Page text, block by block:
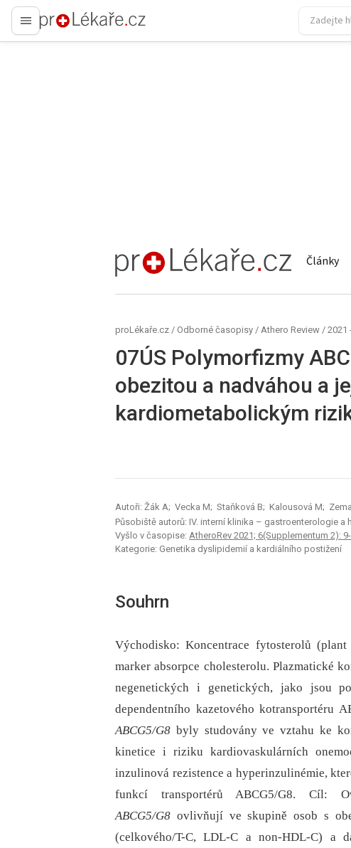
proLékaře.cz
proLékaře.cz Články
proLékaře.cz / Odborné časopisy / Athero Review / 2021
07ÚS Polymorfizmy
obezitou a nadváhou a
kardiometabolickým
Autoři: Žák A; Vecka M; Staňková B; Kalousová M;
Působiště autorů: IV. interní klinika – gastroenterologie a
Vyšlo v časopise: AtheroRev 2021; 6(Supplementum 2):
Kategorie: Genetika dyslipidemií a kardiálního postižení
Souhrn
Východisko: Koncentrace fytosterolů
marker absorpce cholesterolu. Plazmatické
negenetických i genetických, jako jsou
dependentního kazetového kotransportéru
ABCG5/G8 byly studovány ve vztahu ke
kinetice i riziku kardiovaskulárních
inzulinová rezistence a hyperinzulinémie,
funkcí transportérů ABCG5/G8. Cíl:
ABCG5/G8 ovlivňují ve skupině osob s
(celkového/T-C, LDL-C a non-HDL-C) a